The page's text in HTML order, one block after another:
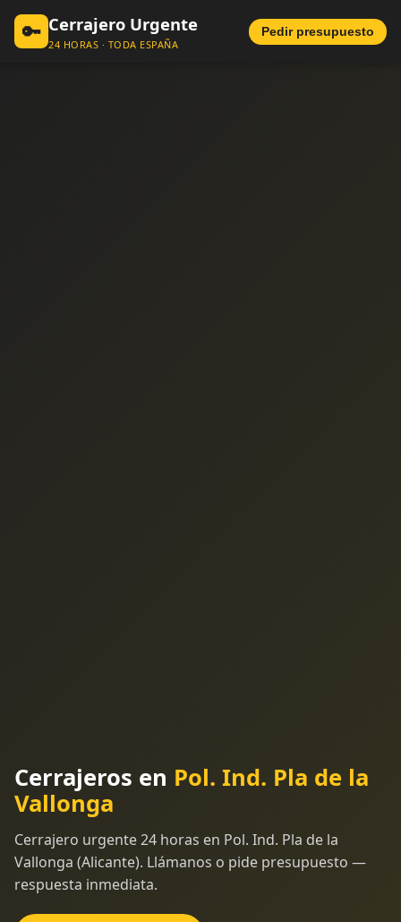
🔑 Cerrajero Urgente
24 HORAS · TODA ESPAÑA
Pedir presupuesto
Cerrajeros en Pol. Ind. Pla de la
Vallonga
Cerrajero urgente 24 horas en Pol. Ind. Pla de la
Vallonga (Alicante). Llámanos o pide presupuesto —
respuesta inmediata.